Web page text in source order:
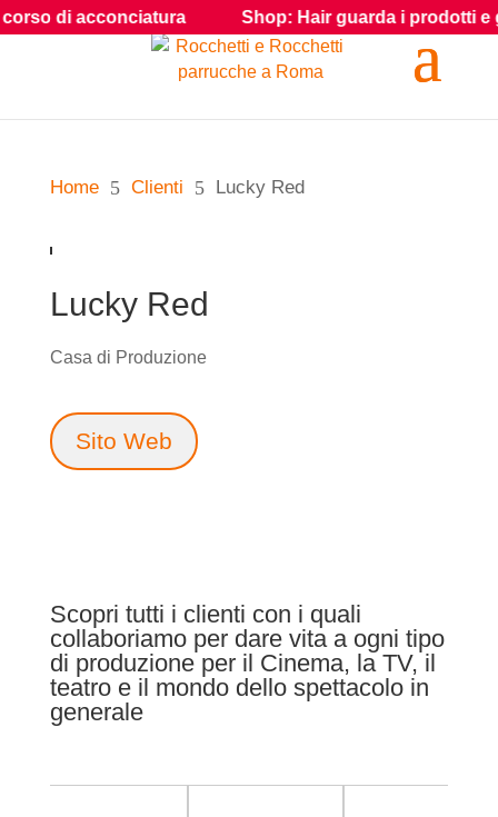
Home 5 Clienti 5 Lucky Red
Lucky Red
Casa di Produzione
Sito Web
Scopri tutti i clienti con i quali
collaboriamo per dare vita a ogni tipo
di produzione per il Cinema, la TV, il
teatro e il mondo dello spettacolo in
generale
di acconciatura Shop: Hair guarda i prodotti e